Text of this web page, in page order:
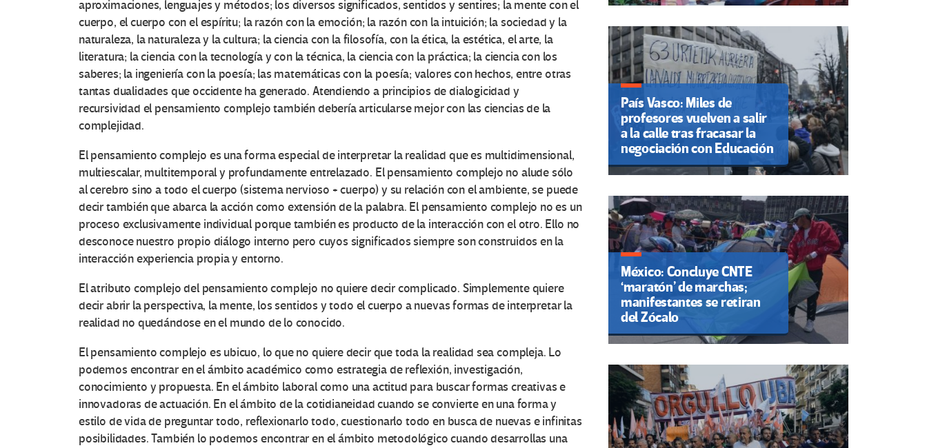
aproximaciones, lenguajes y métodos; los diversos significados, sentidos y sentires; la mente con el
cuerpo, el cuerpo con el espíritu; la razón con la emoción; la razón con la intuición; la sociedad y la
naturaleza, la naturaleza y la cultura; la ciencia con la filosofía, con la ética, la estética, el arte, la
literatura; la ciencia con la tecnología y con la técnica, la ciencia con la práctica; la ciencia con los
saberes; la ingeniería con la poesía; las matemáticas con la poesía; valores con hechos, entre otras
tantas dualidades que occidente ha generado. Atendiendo a principios de dialogicidad y
recursividad el pensamiento complejo también debería articularse mejor con las ciencias de la
complejidad.
El pensamiento complejo es una forma especial de interpretar la realidad que es multidimensional,
multiescalar, multitemporal y profundamente entrelazado. El pensamiento complejo no alude sólo
al cerebro sino a todo el cuerpo (sistema nervioso + cuerpo) y su relación con el ambiente, se puede
decir también que abarca la acción como extensión de la palabra. El pensamiento complejo no es un
proceso exclusivamente individual porque también es producto de la interacción con el otro. Ello no
desconoce nuestro propio diálogo interno pero cuyos significados siempre son construidos en la
interacción experiencia propia y entorno.
El atributo complejo del pensamiento complejo no quiere decir complicado. Simplemente quiere
decir abrir la perspectiva, la mente, los sentidos y todo el cuerpo a nuevas formas de interpretar la
realidad no quedándose en el mundo de lo conocido.
El pensamiento complejo es ubicuo, lo que no quiere decir que toda la realidad sea compleja. Lo
podemos encontrar en el ámbito académico como estrategia de reflexión, investigación,
conocimiento y propuesta. En el ámbito laboral como una actitud para buscar formas creativas e
innovadoras de actuación. En el ámbito de la cotidianeidad cuando se convierte en una forma y
estilo de vida de preguntar todo, reflexionarlo todo, cuestionarlo todo en busca de nuevas e infinitas
posibilidades. También lo podemos encontrar en el ámbito metodológico cuando desarrollas una
País Vasco: Miles de
profesores vuelven a salir
a la calle tras fracasar la
negociación con Educación
México: Concluye CNTE
‘maratón’ de marchas;
manifestantes se retiran
del Zócalo